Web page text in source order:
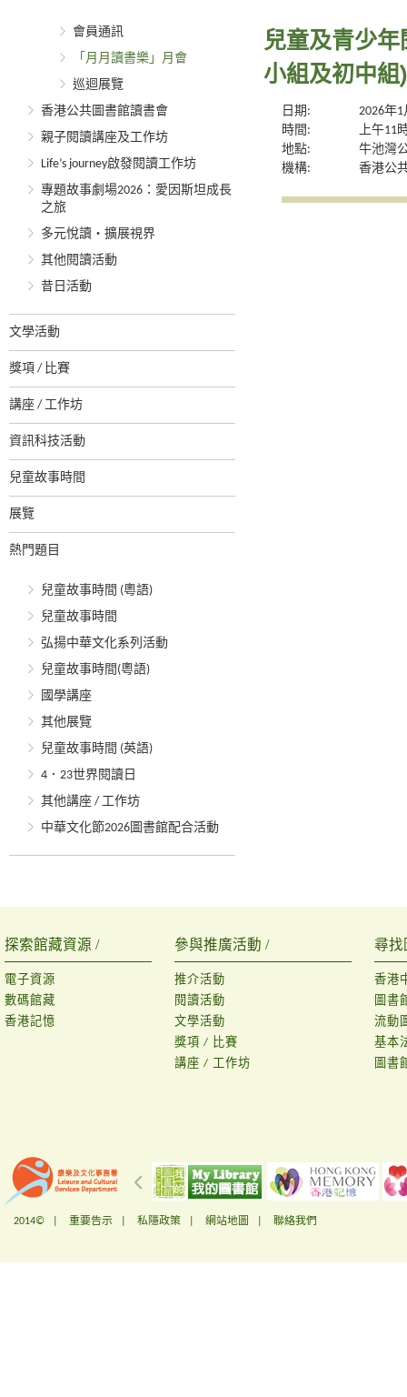
會員通訊
「月月讀書樂」月會
巡迴展覽
香港公共圖書館讀書會
親子閱讀講座及工作坊
Life’s journey啟發閱讀工作坊
專題故事劇場2026：愛因斯坦成長
之旅
多元悅讀‧擴展視界
其他閱讀活動
昔日活動
文學活動
獎項 / 比賽
講座 / 工作坊
資訊科技活動
兒童故事時間
展覽
熱門題目
兒童故事時間 (粵語)
兒童故事時間
弘揚中華文化系列活動
兒童故事時間(粵語)
國學講座
其他展覽
兒童故事時間 (英語)
4．23世界閱讀日
其他講座 / 工作坊
中華文化節2026圖書館配合活動
兒童及青少
小組及初中組)
日期:
2026年
時間:
上午11
地點:
牛池灣
機構:
香港公
探索館藏資源 /
電子資源
數碼館藏
香港記憶
參與推廣活動 /
推介活動
閱讀活動
文學活動
獎項 / 比賽
講座 / 工作坊
尋找
香港
圖書
流動
基本
圖書
2014© | 重要告示 私隱政策 網站地圖 聯絡我們